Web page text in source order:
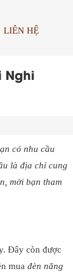
LIÊN HỆ
Nghi
có nhu cầu
là địa chỉ cung
mời bạn tham
Đây còn được
mua đèn năng